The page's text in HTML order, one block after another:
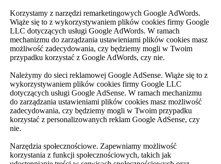
Korzystamy z narzędzi remarketingowych Google AdWords.
Wiąże się to z wykorzystywaniem plików cookies firmy Google
LLC dotyczących usługi Google AdWords. W ramach
mechanizmu do zarządzania ustawieniami plików cookies masz
możliwość zadecydowania, czy będziemy mogli w Twoim
przypadku korzystać z Google AdWords, czy nie.
Należymy do sieci reklamowej Google AdSense. Wiąże się to z
wykorzystywaniem plików cookies firmy Google LLC
dotyczących usługi Google AdSense. W ramach mechanizmu
do zarządzania ustawieniami plików cookies masz możliwość
zadecydowania, czy będziemy mogli w Twoim przypadku
korzystać z personalizowanych reklam Google AdSense, czy
nie.
Narzędzia społecznościowe. Zapewniamy możliwość
korzystania z funkcji społecznościowych, takich jak